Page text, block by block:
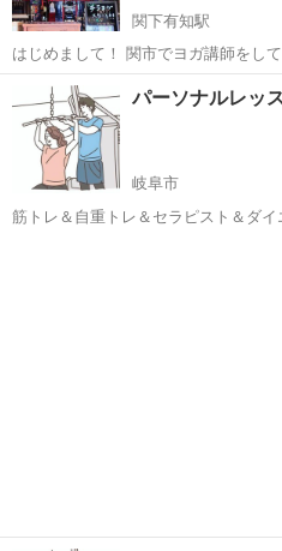
関下有知駅
はじめまして！ 関市でヨガ講師をし
さんというお寺で 毎週ヨガクラスを
初心者大歓迎♪ 性別、年齢関係なく参加し
泰寺 ...
岐阜 関下有知駅
パーソナルレッ
岐阜市
筋トレ＆自重トレ＆セラピスト＆ダイ